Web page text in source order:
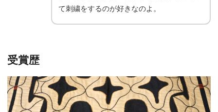
て刺繍をするのが好きなのよ。
受賞歴